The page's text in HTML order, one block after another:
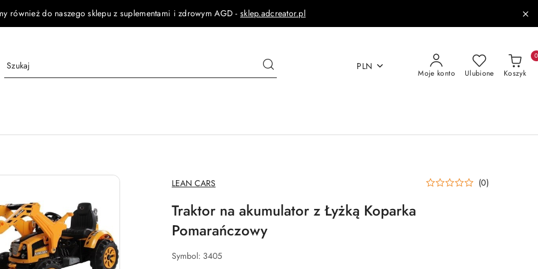
również do naszego sklepu z suplementami i zdrowym AGD - sklep.adcreator.pl
PLN
Moje konto Ulubione Koszyk
0
NAZWA
PRODUCENTA:
LEAN CARS (0)
Traktor na akumulator z Łyżką Koparka
Pomarańczowy
Symbol: 3405